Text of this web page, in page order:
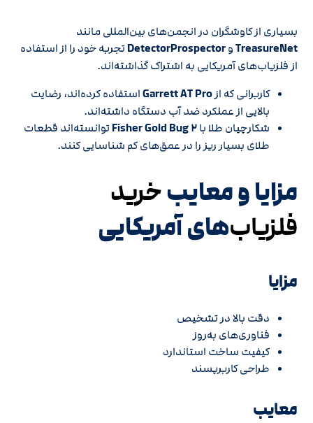
بسیاری از کاوشگران در انجمن‌های بین‌المللی مانند
TreasureNetوDetectorProspectorتجربه خود را از استفاده
از فلزیاب‌های آمریکایی به اشتراک گذاشته‌اند.
کاربرانی که ازGarrett AT Proاستفاده کرده‌اند، رضایت
بالایی از عملکرد ضد آب دستگاه داشته‌اند.
شکارچیان طلا باFisher Gold Bug ۲توانسته‌اند قطعات
طلای بسیار ریز را در عمق‌های کم شناسایی کنند.
مزایا و معایبخرید
فلزیاب‌های آمریکایی
مزایا
دقت بالا در تشخیص
فناوری‌های به‌روز
کیفیت ساخت استاندارد
طراحی کاربرپسند
معایب